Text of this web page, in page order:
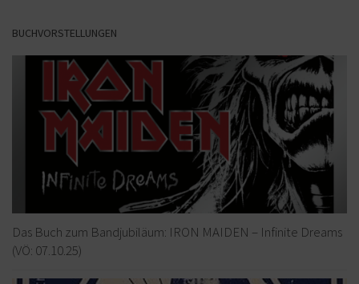
BUCHVORSTELLUNGEN
Das Buch zum Bandjubiläum: IRON MAIDEN – Infinite Dreams
(VÖ: 07.10.25)